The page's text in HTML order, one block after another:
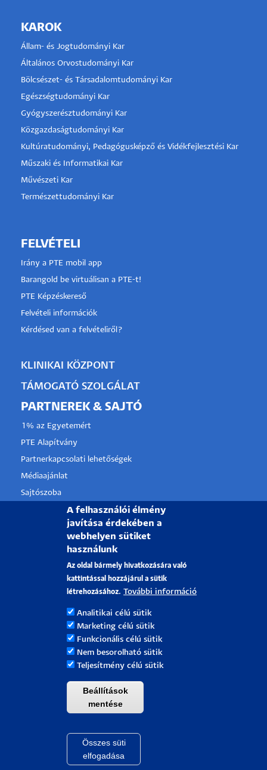
KAROK
Állam- és Jogtudományi Kar
Általános Orvostudományi Kar
Bölcsészet- és Társadalomtudományi Kar
Egészségtudományi Kar
Gyógyszerésztudományi Kar
Közgazdaságtudományi Kar
Kultúratudományi, Pedagógusképző és Vidékfejlesztési Kar
Műszaki és Informatikai Kar
Művészeti Kar
Természettudományi Kar
FELVÉTELI
Irány a PTE mobil app
Barangold be virtuálisan a PTE-t!
PTE Képzéskereső
Felvételi információk
Kérdésed van a felvételiről?
KLINIKAI KÖZPONT
TÁMOGATÓ SZOLGÁLAT
PARTNEREK & SAJTÓ
1% az Egyetemért
PTE Alapítvány
Partnerkapcsolati lehetőségek
Médiaajánlat
Sajtószoba
Pályázati projektek
PÉCSI TUDOMÁNYEGYETEM
H-7622 Pécs, Vasvári Pál utca. 4.
Tel.:+36-72/501-500
Rektori Kabinet: +36 30/787-2913
Pécsi Tudományegyetem | Kancellária
Portál csoport - 2021.
A felhasználói élmény
javítása érdekében a
webhelyen sütiket
használunk
Az oldal bármely hivatkozására való
kattintással hozzájárul a sütik
létrehozásához. További információ
Analitikai célú sütik
Marketing célú sütik
Funkcionális célú sütik
Nem besorolható sütik
Teljesítmény célú sütik
Beállítások
mentése
Összes süti
elfogadása